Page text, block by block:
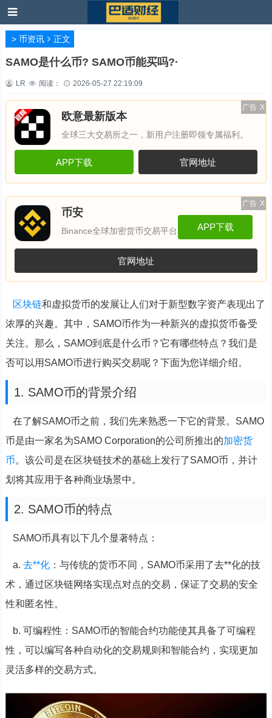
> 币资讯 正文
SAMO是什么币? SAMO币能买吗?·
LR 阅读： 2026-05-27 22:19:09
广告 X
欧意最新版本
全球三大交易所之一，新用户注册即领专属福利。
APP下载 官网地址
广告 X
币安
Binance全球加密货币交易平台 APP下载
官网地址
区块链和虚拟货币的发展让人们对于新型数字资产表现出了
浓厚的兴趣。其中，SAMO币作为一种新兴的虚拟货币备受
关注。那么，SAMO到底是什么币？它有哪些特点？我们是
否可以用SAMO币进行购买交易呢？下面为您详细介绍。
1. SAMO币的背景介绍
在了解SAMO币之前，我们先来熟悉一下它的背景。SAMO
币是由一家名为SAMO Corporation的公司所推出的加密货
币。该公司是在区块链技术的基础上发行了SAMO币，并计
划将其应用于各种商业场景中。
2. SAMO币的特点
SAMO币具有以下几个显著特点：
a. 去**化：与传统的货币不同，SAMO币采用了去**化的技
术，通过区块链网络实现点对点的交易，保证了交易的安全
性和匿名性。
b. 可编程性：SAMO币的智能合约功能使其具备了可编程
性，可以编写各种自动化的交易规则和智能合约，实现更加
灵活多样的交易方式。